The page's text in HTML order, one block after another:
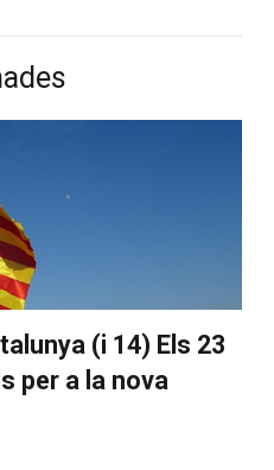
(i 14) Els 23
per a la nova